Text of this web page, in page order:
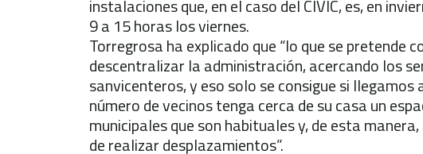
instalaciones que, en el caso del CIVIC, es, en
9 a 15 horas los viernes.
Torregrosa ha explicado que “lo que se pretende
descentralizar la administración, acercando los
sanvicenteros, y eso solo se consigue si
número de vecinos tenga cerca de su casa un
municipales que son habituales y, de esta
de realizar desplazamientos”.